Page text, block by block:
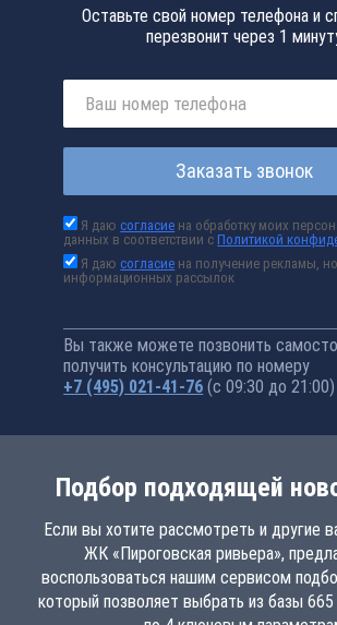
Оставьте свой номер телефона и
перезвонит через 1
Заказать звонок
Я даюсогласие на обработку моих
данных в соответствии сПолитикой
Я даюсогласие на получение рекламы,
информационных рассылок
Вы также можете позвонить
получить консультацию по номеру
+7 (495) 021-41-76 (с 09:30 до 21:00)
Подбор подходящей
Если вы хотите рассмотреть и другие
ЖК «Пироговская ривьера»,
воспользоваться нашим сервисом
который позволяет выбрать из базы